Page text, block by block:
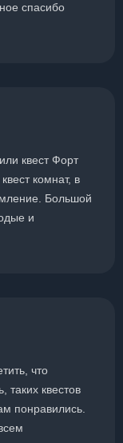
спасибо
квест Форт
комнат, в
Большой
и
что
таких квестов
понравились.